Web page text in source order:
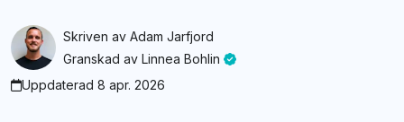
Skriven av Adam Jarfjord
Granskad av Linnea Bohlin
Uppdaterad 8 apr. 2026